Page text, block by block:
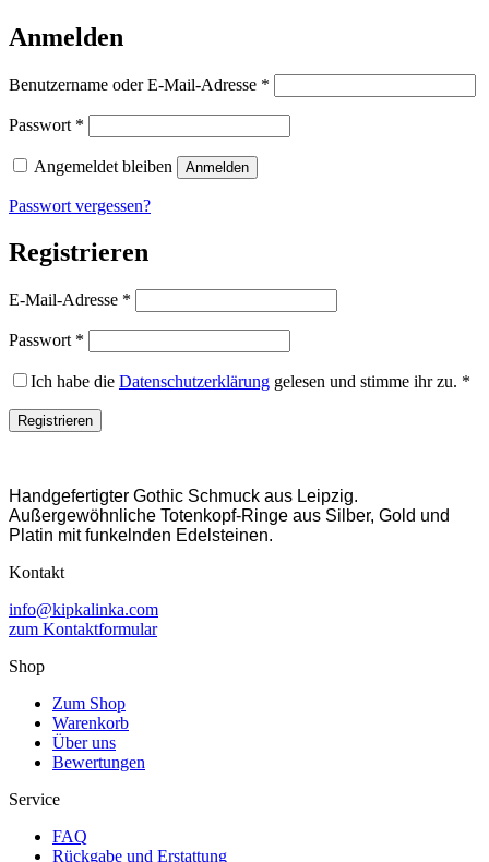
Anmelden
Benutzername oder E-Mail-Adresse *
Passwort *
Angemeldet bleiben Anmelden
Passwort vergessen?
Registrieren
E-Mail-Adresse *
Passwort *
Ich habe die Datenschutzerklärung gelesen und stimme ihr zu. *
Registrieren
Handgefertigter Gothic Schmuck aus Leipzig.
Außergewöhnliche Totenkopf-Ringe aus Silber, Gold und
Platin mit funkelnden Edelsteinen.
Kontakt
info@kipkalinka.com
zum Kontaktformular
Shop
Zum Shop
Warenkorb
Über uns
Bewertungen
Service
FAQ
Rückgabe und Erstattung